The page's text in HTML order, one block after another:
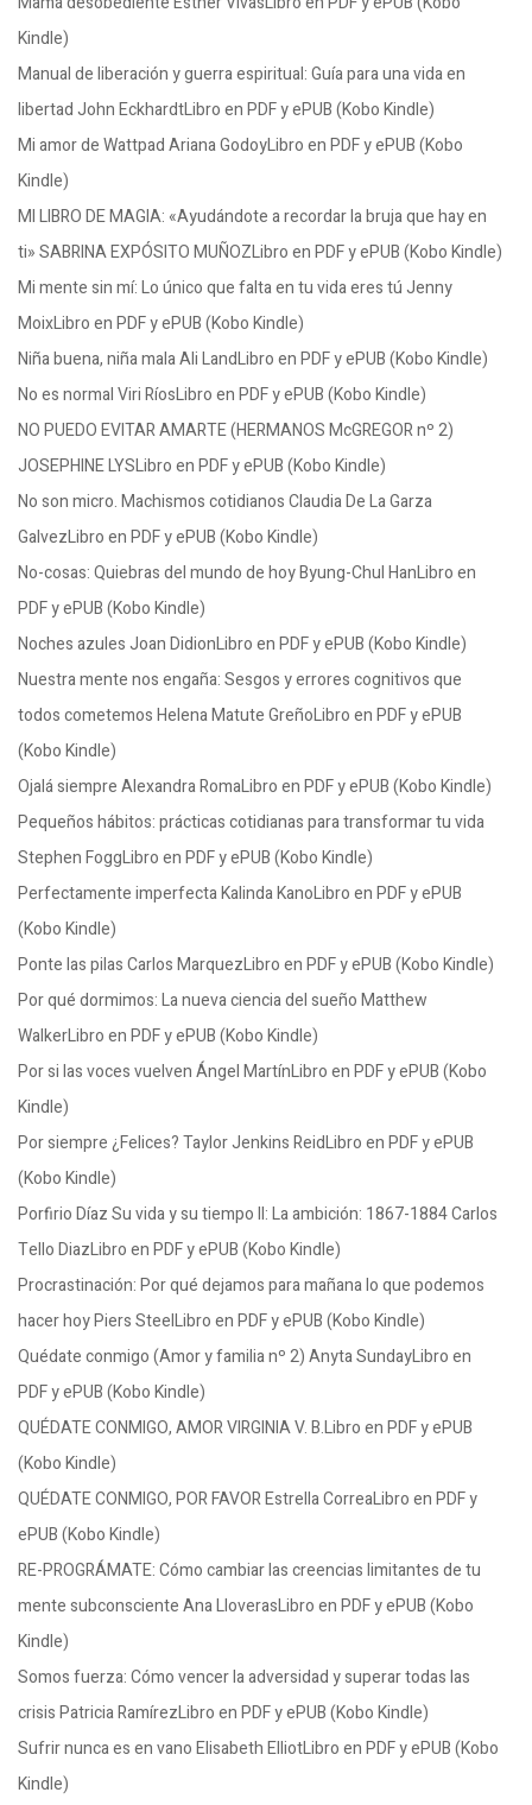
Kindle)
Manual de liberación y guerra espiritual: Guía para una vida en
libertad John EckhardtLibro en PDF y ePUB (Kobo Kindle)
Mi amor de Wattpad Ariana GodoyLibro en PDF y ePUB (Kobo
Kindle)
MI LIBRO DE MAGIA: «Ayudándote a recordar la bruja que hay en
ti» SABRINA EXPÓSITO MUÑOZLibro en PDF y ePUB (Kobo Kindle)
Mi mente sin mí: Lo único que falta en tu vida eres tú Jenny
MoixLibro en PDF y ePUB (Kobo Kindle)
Niña buena, niña mala Ali LandLibro en PDF y ePUB (Kobo Kindle)
No es normal Viri RíosLibro en PDF y ePUB (Kobo Kindle)
NO PUEDO EVITAR AMARTE (HERMANOS McGREGOR nº 2)
JOSEPHINE LYSLibro en PDF y ePUB (Kobo Kindle)
No son micro. Machismos cotidianos Claudia De La Garza
GalvezLibro en PDF y ePUB (Kobo Kindle)
No-cosas: Quiebras del mundo de hoy Byung-Chul HanLibro en
PDF y ePUB (Kobo Kindle)
Noches azules Joan DidionLibro en PDF y ePUB (Kobo Kindle)
Nuestra mente nos engaña: Sesgos y errores cognitivos que
todos cometemos Helena Matute GreñoLibro en PDF y ePUB
(Kobo Kindle)
Ojalá siempre Alexandra RomaLibro en PDF y ePUB (Kobo Kindle)
Pequeños hábitos: prácticas cotidianas para transformar tu vida
Stephen FoggLibro en PDF y ePUB (Kobo Kindle)
Perfectamente imperfecta Kalinda KanoLibro en PDF y ePUB
(Kobo Kindle)
Ponte las pilas Carlos MarquezLibro en PDF y ePUB (Kobo Kindle)
Por qué dormimos: La nueva ciencia del sueño Matthew
WalkerLibro en PDF y ePUB (Kobo Kindle)
Por si las voces vuelven Ángel MartínLibro en PDF y ePUB (Kobo
Kindle)
Por siempre ¿Felices? Taylor Jenkins ReidLibro en PDF y ePUB
(Kobo Kindle)
Porfirio Díaz Su vida y su tiempo II: La ambición: 1867-1884 Carlos
Tello DiazLibro en PDF y ePUB (Kobo Kindle)
Procrastinación: Por qué dejamos para mañana lo que podemos
hacer hoy Piers SteelLibro en PDF y ePUB (Kobo Kindle)
Quédate conmigo (Amor y familia nº 2) Anyta SundayLibro en
PDF y ePUB (Kobo Kindle)
QUÉDATE CONMIGO, AMOR VIRGINIA V. B.Libro en PDF y ePUB
(Kobo Kindle)
QUÉDATE CONMIGO, POR FAVOR Estrella CorreaLibro en PDF y
ePUB (Kobo Kindle)
RE-PROGRÁMATE: Cómo cambiar las creencias limitantes de tu
mente subconsciente Ana LloverasLibro en PDF y ePUB (Kobo
Kindle)
Somos fuerza: Cómo vencer la adversidad y superar todas las
crisis Patricia RamírezLibro en PDF y ePUB (Kobo Kindle)
Sufrir nunca es en vano Elisabeth ElliotLibro en PDF y ePUB (Kobo
Kindle)